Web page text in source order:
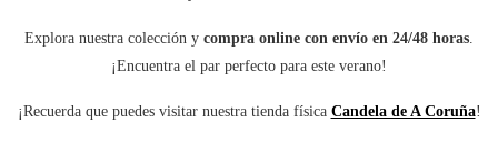
Explora nuestra colección y compra online con envío en 24/48 horas
¡Encuentra el par perfecto para este verano!
¡Recuerda que puedes visitar nuestra tienda física Candela de A Coruña!